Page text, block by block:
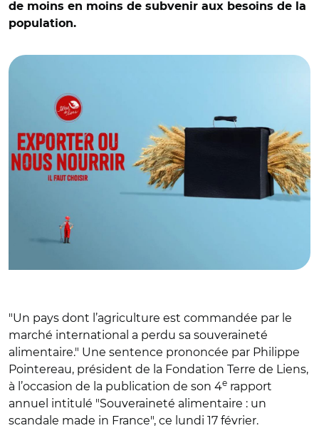
de moins en moins de subvenir aux besoins de la
population.
"Un pays dont l’agriculture est commandée par le
marché international a perdu sa souveraineté
alimentaire." Une sentence prononcée par Philippe
Pointereau, président de la Fondation Terre de Liens,
à l’occasion de la publication de son 4e rapport
annuel intitulé "Souveraineté alimentaire : un
scandale made in France", ce lundi 17 février.